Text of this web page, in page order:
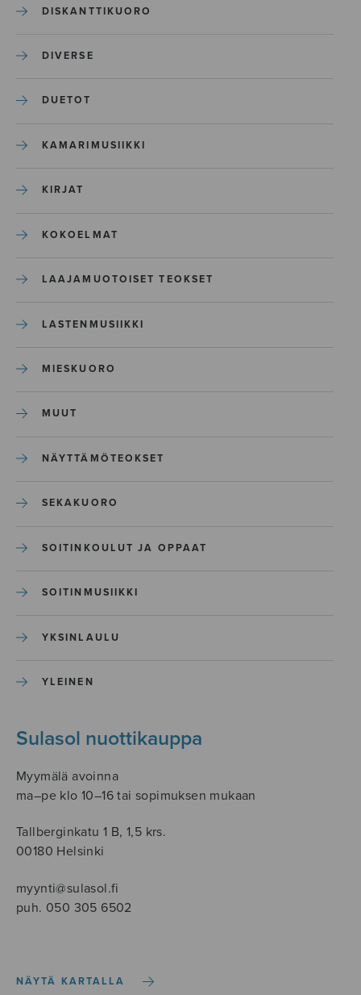
DISKANTTIKUORO
DIVERSE
DUETOT
KAMARIMUSIIKKI
KIRJAT
KOKOELMAT
LAAJAMUOTOISET TEOKSET
LASTENMUSIIKKI
MIESKUORO
MUUT
NÄYTTÄMÖTEOKSET
SEKAKUORO
SOITINKOULUT JA OPPAAT
SOITINMUSIIKKI
YKSINLAULU
YLEINEN
Sulasol nuottikauppa
Myymälä avoinna
ma–pe klo 10–16 tai sopimuksen mukaan
Tallberginkatu 1 B, 1,5 krs.
00180 Helsinki
myynti@sulasol.fi
puh. 050 305 6502
NÄYTÄ KARTALLA